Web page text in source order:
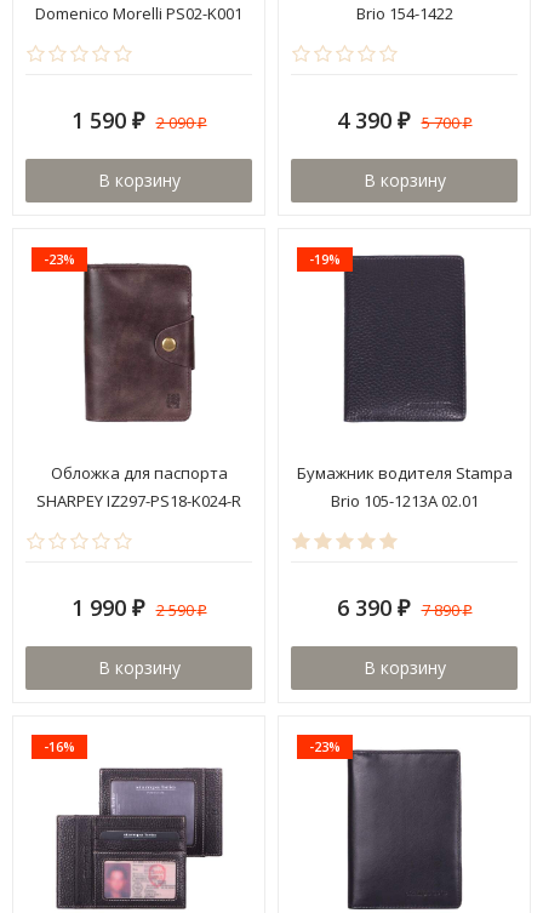
Domenico Morelli PS02-K001
Black
1 590 ₽ 2 090₽
В корзину
Brio 154-1422
4 390 ₽ 5 700₽
В корзину
-23%
Обложка для паспорта
SHARPEY IZ297-PS18-K024-R
1 990 ₽ 2 590₽
В корзину
-19%
Бумажник водителя Stampa
Brio 105-1213A 02.01
6 390 ₽ 7 890₽
В корзину
-16% -23%